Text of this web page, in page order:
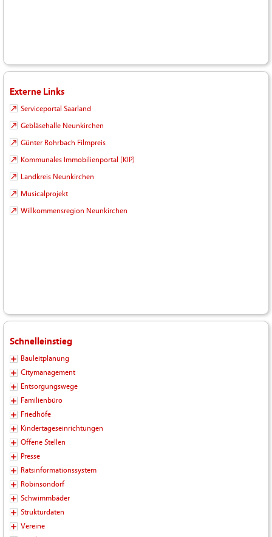
Externe Links
Serviceportal Saarland
Gebläsehalle Neunkirchen
Günter Rohrbach Filmpreis
Kommunales Immobilienportal (KIP)
Landkreis Neunkirchen
Musicalprojekt
Willkommensregion Neunkirchen
Schnelleinstieg
Bauleitplanung
Citymanagement
Entsorgungswege
Familienbüro
Friedhöfe
Kindertageseinrichtungen
Offene Stellen
Presse
Ratsinformationssystem
Robinsondorf
Schwimmbäder
Strukturdaten
Vereine